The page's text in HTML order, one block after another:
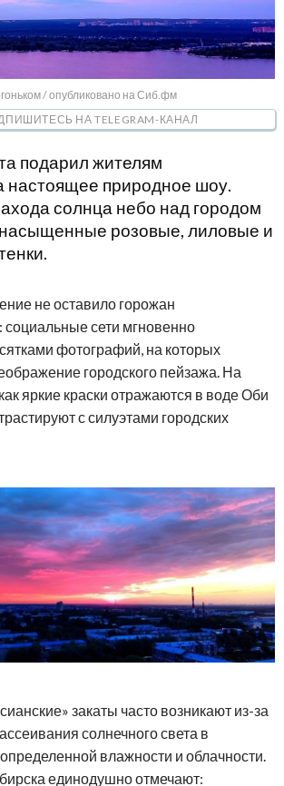
/ опубликовано на Сиб.фм
НА TELEGRAM-КАНАЛ
подарил жителям
настоящее природное шоу.
солнца небо над городом
розовые, лиловые и
не оставило горожан
сети мгновенно
фотографий, на которых
городского пейзажа. На
яркие краски отражаются в воде Оби
с силуэтами городских
закаты часто возникают из-за
солнечного света в
влажности и облачности.
единодушно отмечают: